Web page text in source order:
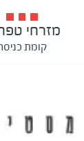
מזרחי
קומת